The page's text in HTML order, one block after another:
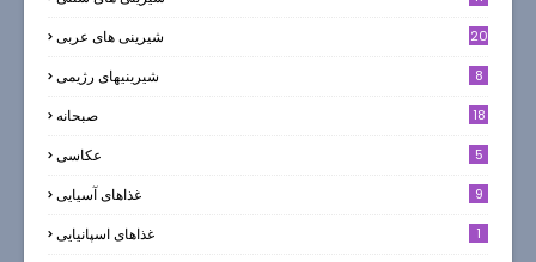
شیرینی های عربی 20
شیرینیهای رژیمی 8
صبحانه 18
عکاسی 5
غذاهای آسیایی 9
غذاهای اسپانیایی 1